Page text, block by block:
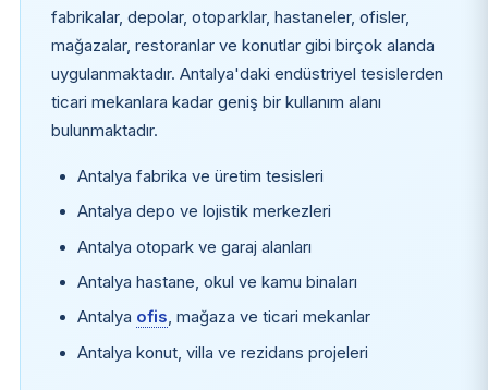
fabrikalar, depolar, otoparklar, hastaneler, ofisler,
mağazalar, restoranlar ve konutlar gibi birçok alanda
uygulanmaktadır. Antalya'daki endüstriyel tesislerden
ticari mekanlara kadar geniş bir kullanım alanı
bulunmaktadır.
Antalya fabrika ve üretim tesisleri
Antalya depo ve lojistik merkezleri
Antalya otopark ve garaj alanları
Antalya hastane, okul ve kamu binaları
Antalya ofis, mağaza ve ticari mekanlar
Antalya konut, villa ve rezidans projeleri